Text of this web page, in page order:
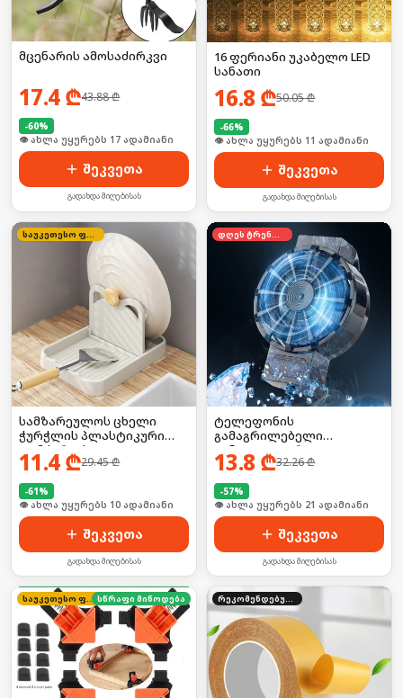
მცენარის ამოსაძირკვი
17.4₾43.88₾
-60%
🛒 ბოლო 24სთ-ში იყიდა 22-მა
შეკვეთა
გადახდა მიღებისას
16 ფერიანი უკაბელო LED
სანათი
16.8 ₾50.05₾
-66%
🛒 ბოლო 24სთ-ში იყიდა 13-მა
შეკვეთა
გადახდა მიღებისას
საუკეთესო ფასი
სამზარეულოს ცხელი
ჭურჭლის პლასტიკური
დამჭერი/ საკიდი
11.4₾29.45₾
-61%
🛒 ბოლო 24სთ-ში იყიდა 18-მა
შეკვეთა
გადახდა მიღებისას
დღეს ტრენდში
ტელეფონის
გამაგრილებელი
ვინტილატორი
13.8 ₾32.26₾
-57%
🛒 ბოლო 24სთ-ში იყიდა 28-მა
შეკვეთა
გადახდა მიღებისას
საუკეთესო ფასი სწრაფი მიწოდება რეკომენდებული